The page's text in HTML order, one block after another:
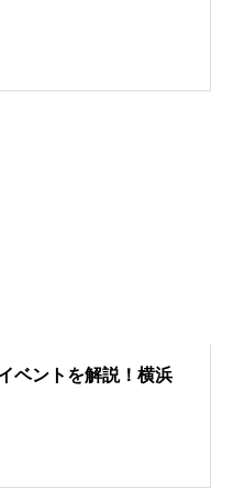
ベントを解説！横浜